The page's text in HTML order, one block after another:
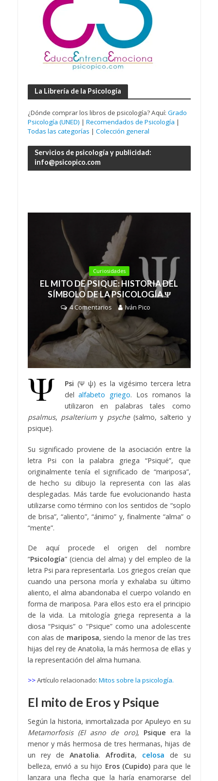
La Librería de la Psicología
¿Dónde comprar los libros de psicología? Aquí: Grado
Psicología (UNED) | Recomendados de Psicología |
Todas las categorías | Colección general
Servicios de psicología y publicidad:
info@psicopico.com
Curiosidades
EL MITO DE PSIQUE: HISTORIA DEL
SÍMBOLO DE LA PSICOLOGÍA Ψ
4 Comentarios Iván Pico
Psi (Ψ ψ) es la vigésimo tercera letra
delalfabeto griego. Los romanos la
utilizaron en palabras tales como
psalmus, psalteriumy psyche(salmo, salterio y
psique).
Su significado proviene de la asociación entre la
letra Psi con la palabra griega “Psiqué”, que
originalmente tenía el significado de “mariposa”,
de hecho su dibujo la representa con las alas
desplegadas. Más tarde fue evolucionando hasta
utilizarse como término con los sentidos de “soplo
de brisa”, “aliento”, “ánimo” y, finalmente “alma” o
“mente”.
De aquí procede el origen del nombre
“Psicología” (ciencia del alma) y del empleo de la
letra Psi para representarla. Los griegos creían que
cuando una persona moría y exhalaba su último
aliento, el alma abandonaba el cuerpo volando en
forma de mariposa. Para ellos esto era el principio
de la vida. La mitología griega representa a la
diosa “Psiquis” o “Psique” como una adolescente
con alas de mariposa, siendo la menor de las tres
hijas del rey de Anatolia, la más hermosa de ellas y
la representación del alma humana.
>>Artículo relacionado: Mitos sobre la psicología.
El mito de Eros y Psique
Según la historia, inmortalizada por Apuleyo en su
Metamorfosis (El asno de oro), Psique era la
menor y más hermosa de tres hermanas, hijas de
un rey de Anatolia. Afrodita, celosa
de su
belleza, envió a su hijo Eros (Cupido) para que le
lanzara una flecha que la haría enamorarse del